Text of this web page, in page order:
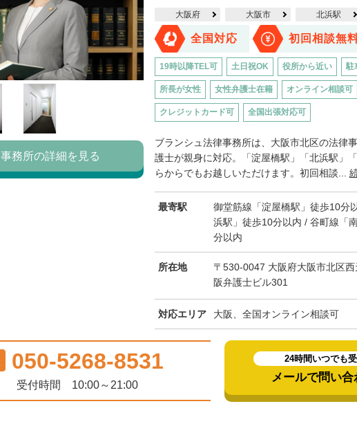
大阪府 大阪市 北浜駅
全国対応 初回相談無
19時以降TEL可 土日祝OK 役所から近い 駐
所長が女性 女性弁護士在籍 オンライン相談可
クレジットカード可 全国出張対応可
ブランシュ法律事務所は、大阪市北区の法律
護士が親身に対応。「淀屋橋駅」「北浜駅」
らからでもお越しいただけます。初回相談...
最寄駅
御堂筋線「淀屋橋駅」徒歩10分
浜駅」徒歩10分以内 / 谷町線「
分以内
所在地
〒530-0047 大阪府大阪市北区
阪弁護士ビル301
対応エリア 大阪、全国オンライン相談可
事務所の詳細を見る
050-5268-8531
受付時間 10:00～21:00
24時間いつでも
メールで問い合